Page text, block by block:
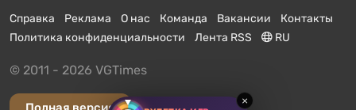
×
Справка Реклама О нас Команда Вакансии
Контакты
Политика конфиденциальности
Лента RSS RU
© 2011 - 2026 VGTimes